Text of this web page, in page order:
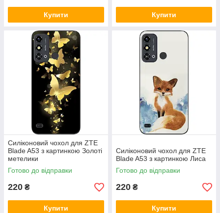
Купити Купити
Силіконовий чохол для ZTE
Blade A53 з картинкою Золоті
метелики
Готово до відправки
220 ₴
Купити
Силіконовий чохол для ZTE
Blade A53 з картинкою Лиса
Готово до відправки
220 ₴
Купити